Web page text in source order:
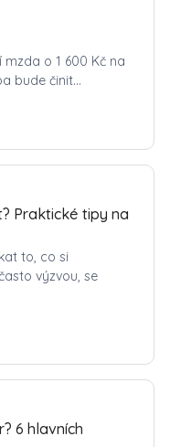
mzda o 1 600 Kč na
bude činit...
Praktické tipy na
to, co si
výzvou, se
6 hlavních